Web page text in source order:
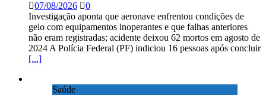
07/08/2026
0
Investigação aponta que aeronave enfrentou condições de
gelo com equipamentos inoperantes e que falhas anteriores
não eram registradas; acidente deixou 62 mortos em agosto de
2024 A Polícia Federal (PF) indiciou 16 pessoas após concluir
[...]
Saúde